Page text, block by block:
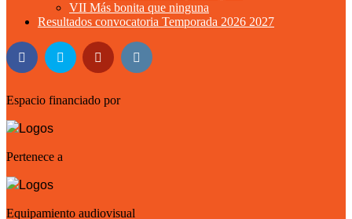
VII Más bonita que ninguna
Resultados convocatoria Temporada 2026 2027
Espacio financiado por
Pertenece a
Equipamiento audiovisual